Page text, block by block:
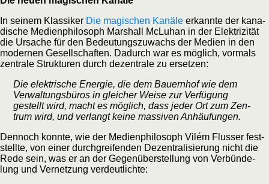
In sei­nem Klas­si­ker Die magi­schen Kanä­le erkann­te der kana­
di­sche Medi­en­phi­lo­soph Mar­shall McLuhan in der Elek­tri­zi­tät
die Ursa­che für den Bedeu­tungs­zu­wachs der Medi­en in den
moder­nen Gesell­schaf­ten. Dadurch war es mög­lich, vor­mals
zen­tra­le Struk­tu­ren durch dezen­tra­le zu ersetzen:
Die elek­tri­sche Ener­gie, die dem Bau­ern­hof wie dem
Ver­wal­tungs­bü­ros in glei­cher Wei­se zur Ver­fü­gung
gestellt wird, macht es mög­lich, dass jeder Ort zum Zen­
trum wird, und ver­langt kei­ne mas­si­ven Anhäufungen.
Den­noch konn­te, wie der Medi­en­phi­lo­soph Vilém Flus­ser fest­
stell­te, von einer durch­grei­fen­den Dezen­tra­li­sie­rung nicht die
Rede sein, was er an der Gegen­über­stel­lung von Ver­bün­de­
lung und Ver­net­zung verdeutlichte: